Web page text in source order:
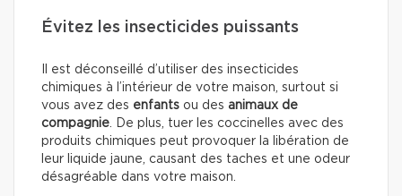
Évitez les insecticides puissants
Il est déconseillé d’utiliser des insecticides
chimiques à l’intérieur de votre maison, surtout si
vous avez des enfants ou des animaux de
compagnie. De plus, tuer les coccinelles avec des
produits chimiques peut provoquer la libération de
leur liquide jaune, causant des taches et une odeur
désagréable dans votre maison.